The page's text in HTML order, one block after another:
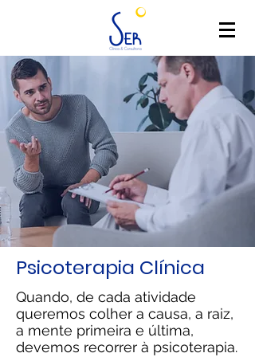
Psicoterapia Clínica
Quando, de cada atividade
queremos colher a causa, a raiz,
a mente primeira e última,
devemos recorrer à psicoterapia.